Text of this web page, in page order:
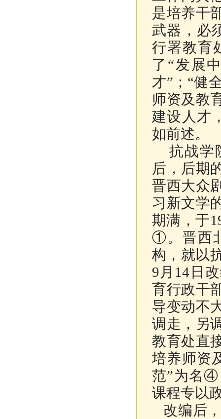
是培养干
武器，必
行署教育
了“发展
才”；“健
师资及教
建设人才
如前述。
抗战学
后，后期
晋西大众
习新文学
期满，于
①。晋西
构，就以
9月14日
育行政干
导变动不
调走，另
教育处直
培养师资
范”为名④
课程专以
改编后